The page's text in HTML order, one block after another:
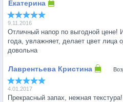
9.11.2016
Отличный напор по выгодной цене!
года, увлажняет, делает цвет лица
довольна
4.01.2017
Прекрасный запах, нежная